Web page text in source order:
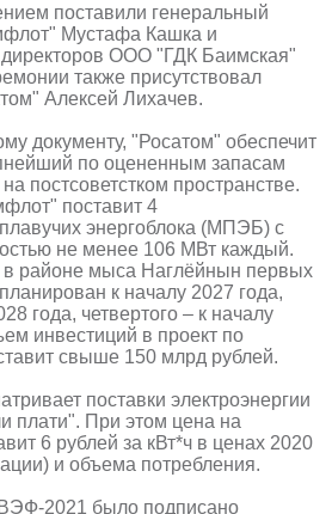
поставили генеральный
Мустафа Кашка и
директоров ООО "ГДК Баимская"
также присутствовал
Алексей Лихачев.
документу, "Росатом" обеспечит
по оцененным запасам
постсоветстком пространстве.
поставит 4
энергоблока (МПЭБ) с
не менее 106 МВт каждый.
в районе мыса Наглёйнын первых
к началу 2027 года,
года, четвертого – к началу
инвестиций в проект по
свыше 150 млрд рублей.
поставки электроэнергии
плати". При этом цена на
6 рублей за кВт*ч в ценах 2020
и объема потребления.
2021 было подписано